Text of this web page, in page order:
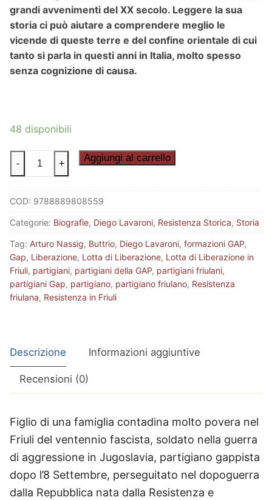
grandi avvenimenti del XX secolo. Leggere la sua
storia ci può aiutare a comprendere meglio le
vicende di queste terre e del confine orientale di cui
tanto si parla in questi anni in Italia, molto spesso
senza cognizione di causa.
48 disponibili
NOME
DI
BATTAGLIA
"CARNERA"
quantità
- + Aggiungi al carrello
COD: 9788889808559
Categorie: Biografie, Diego Lavaroni, Resistenza Storica, Storia
Tag: Arturo Nassig, Buttrio, Diego Lavaroni, formazioni GAP,
Gap, Liberazione, Lotta di Liberazione, Lotta di Liberazione in
Friuli, partigiani, partigiani della GAP, partigiani friulani,
partigiani Gap, partigiano, partigiano friulano, Resistenza
friulana, Resistenza in Friuli
Descrizione Informazioni aggiuntive
Recensioni (0)
Figlio di una famiglia contadina molto povera nel
Friuli del ventennio fascista, soldato nella guerra
di aggressione in Jugoslavia, partigiano gappista
dopo l’8 Settembre, perseguitato nel dopoguerra
dalla Repubblica nata dalla Resistenza e